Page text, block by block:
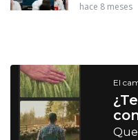
hace 8 meses
El